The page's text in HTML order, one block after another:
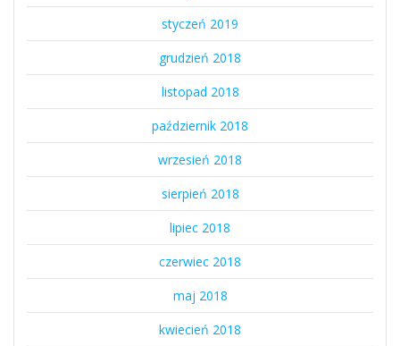
styczeń 2019
grudzień 2018
listopad 2018
październik 2018
wrzesień 2018
sierpień 2018
lipiec 2018
czerwiec 2018
maj 2018
kwiecień 2018